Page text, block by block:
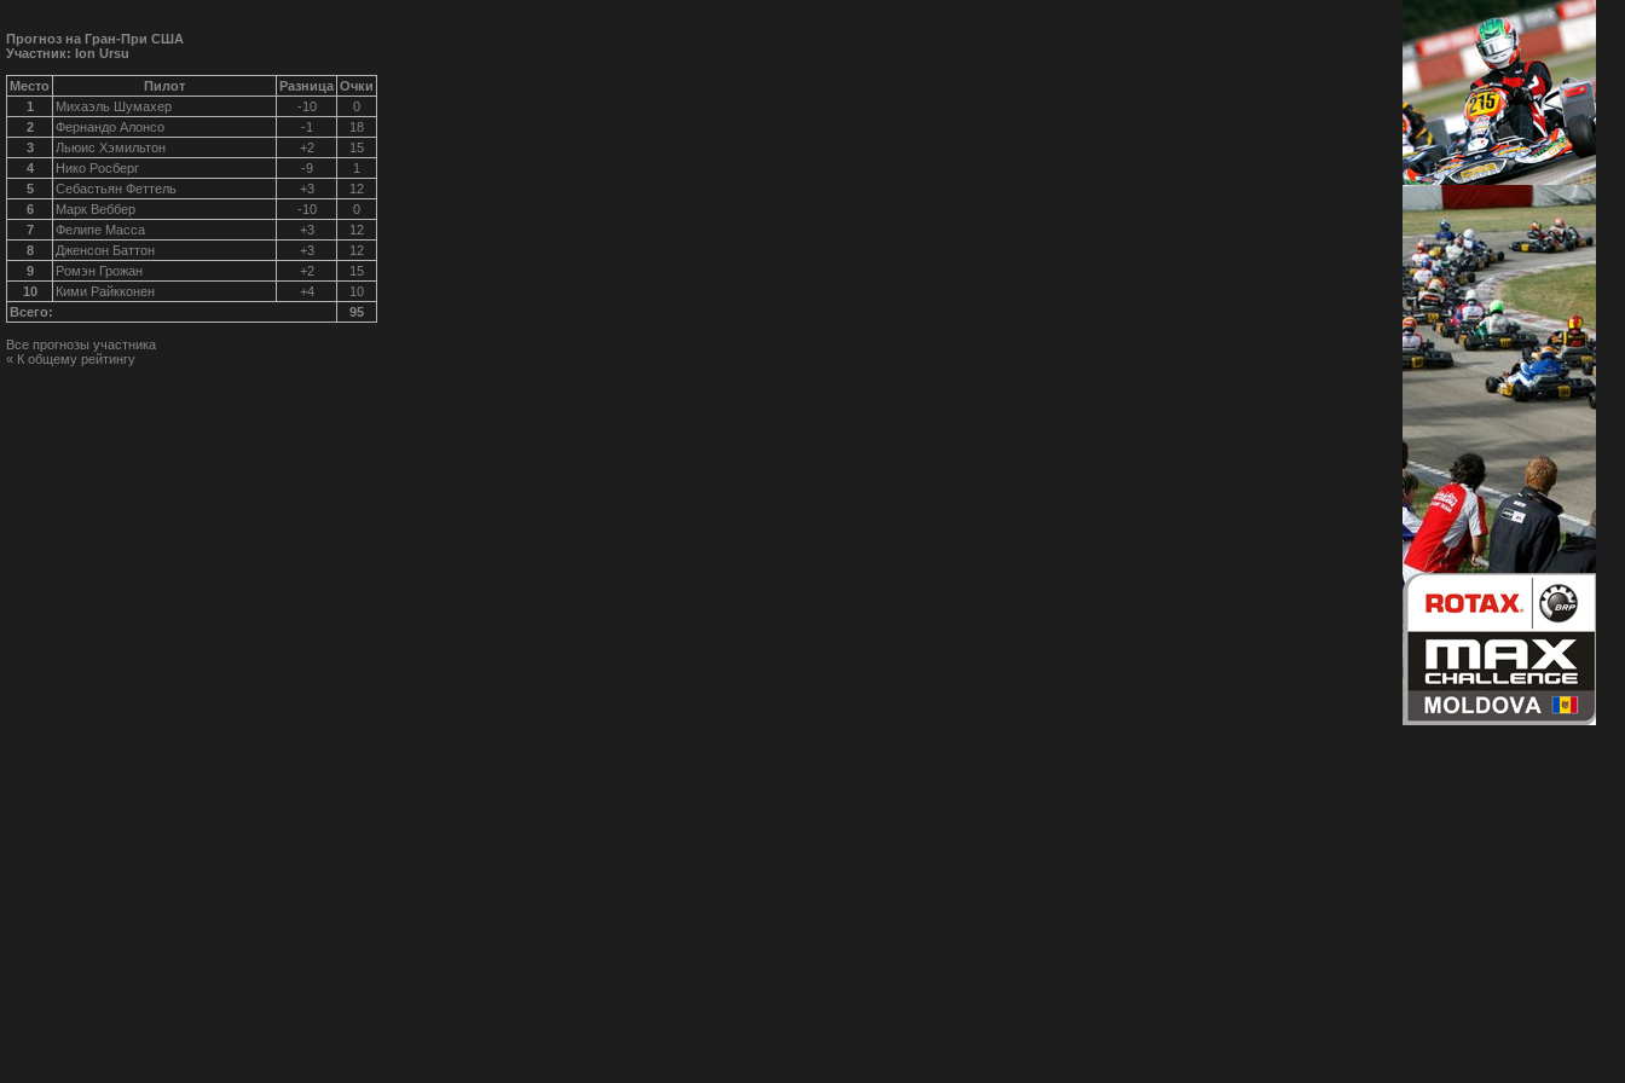
Прогноз на Гран-При США
Участник: Ion Ursu
Место Пилот Разница Очки
1
Михаэль Шумахер -10
0
2
Фернандо Алонсо -1
18
3
Льюис Хэмильтон +2
15
4
Нико Росберг -9
1
5
Себастьян Феттель +3
12
6
Марк Веббер -10
0
7
Фелипе Масса +3
12
8
Дженсон Баттон +3
12
9
Ромэн Грожан +2
15
10
Кими Райкконен +4
10
Всего:
95
Все прогнозы участника
« К общему рейтингу